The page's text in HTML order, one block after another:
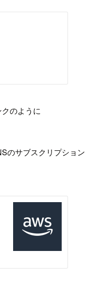
のように
のサブスクリプショ